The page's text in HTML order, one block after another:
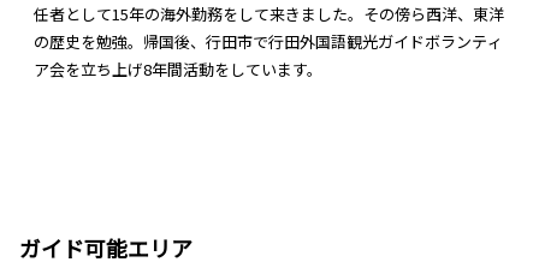
任者として15年の海外勤務をして来きました。その傍ら西洋、東洋
の歴史を勉強。帰国後、行田市で行田外国語観光ガイドボランティ
ア会を立ち上げ8年間活動をしています。
ガイド可能エリア